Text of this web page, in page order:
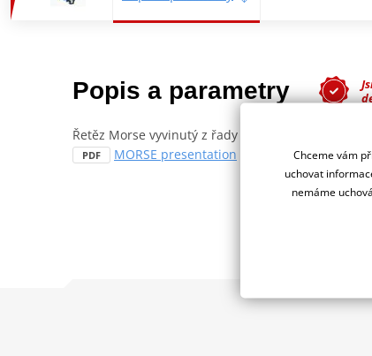
Popis a parametry
Řetěz Morse vyvinutý z řady 82, se zvýšenou
PDF MORSE presentation
Chceme vám
uchovat
nemáme